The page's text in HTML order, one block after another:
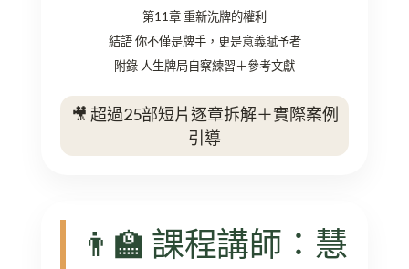
第11章重新洗牌的權利
結語你不僅是牌手，更是意義賦予者
附錄 人生牌局自察練習＋參考文獻
🎥 超過25部短片逐章拆解＋實際案例
引導
👨‍🏫 課程講師：慧